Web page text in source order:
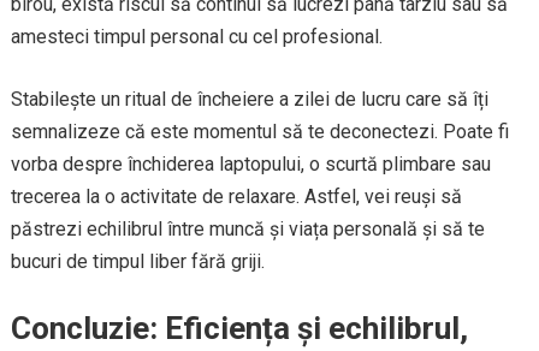
amesteci timpul personal cu cel profesional.
Stabilește un ritual de încheiere a zilei de lucru care să îți
semnalizeze că este momentul să te deconectezi. Poate fi
vorba despre închiderea laptopului, o scurtă plimbare sau
trecerea la o activitate de relaxare. Astfel, vei reuși să
păstrezi echilibrul între muncă și viața personală și să te
bucuri de timpul liber fără griji.
Concluzie: Eficiența și echilibrul,